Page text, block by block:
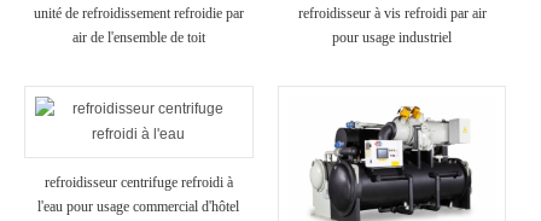
unité de refroidissement refroidie par
air de l'ensemble de toit
refroidisseur à vis refroidi par air
pour usage industriel
refroidisseur centrifuge refroidi à
l'eau pour usage commercial d'hôtel